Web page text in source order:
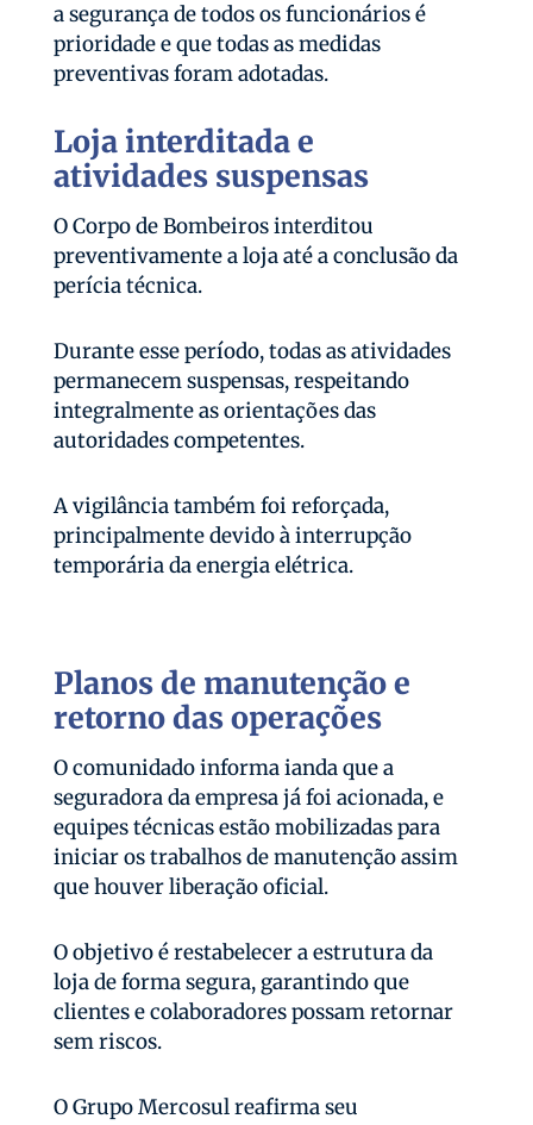
a segurança de todos os funcionários é
prioridade e que todas as medidas
preventivas foram adotadas.
Loja interditada e
atividades suspensas
O Corpo de Bombeiros interditou
preventivamente a loja até a conclusão da
perícia técnica.
Durante esse período, todas as atividades
permanecem suspensas, respeitando
integralmente as orientações das
autoridades competentes.
A vigilância também foi reforçada,
principalmente devido à interrupção
temporária da energia elétrica.
Planos de manutenção e
retorno das operações
O comunidado informa ianda que a
seguradora da empresa já foi acionada, e
equipes técnicas estão mobilizadas para
iniciar os trabalhos de manutenção assim
que houver liberação oficial.
O objetivo é restabelecer a estrutura da
loja de forma segura, garantindo que
clientes e colaboradores possam retornar
sem riscos.
O Grupo Mercosul reafirma seu